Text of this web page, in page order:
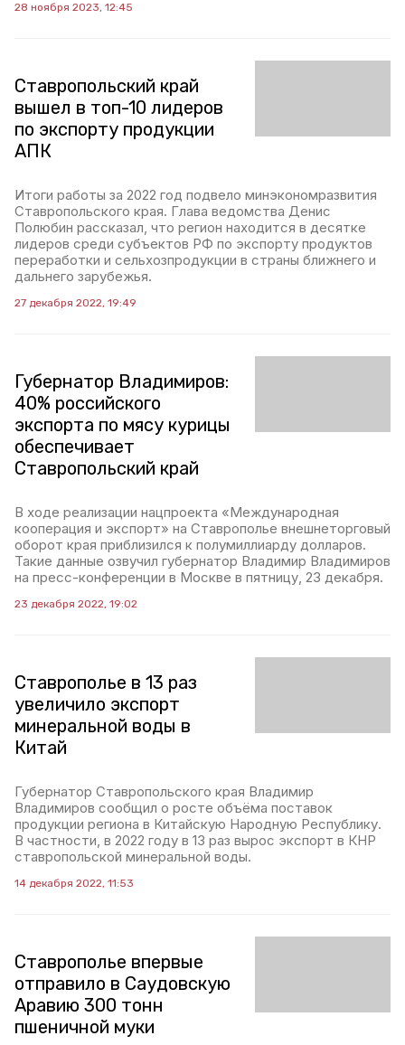
28 ноября 2023, 12:45
Ставропольский край
вышел в топ-10 лидеров
по экспорту продукции
АПК
Итоги работы за 2022 год подвело минэкономразвития
Ставропольского края. Глава ведомства Денис
Полюбин рассказал, что регион находится в десятке
лидеров среди субъектов РФ по экспорту продуктов
переработки и сельхозпродукции в страны ближнего и
дальнего зарубежья.
27 декабря 2022, 19:49
Губернатор Владимиров:
40% российского
экспорта по мясу курицы
обеспечивает
Ставропольский край
В ходе реализации нацпроекта «Международная
кооперация и экспорт» на Ставрополье внешнеторговый
оборот края приблизился к полумиллиарду долларов.
Такие данные озвучил губернатор Владимир Владимиров
на пресс-конференции в Москве в пятницу, 23 декабря.
23 декабря 2022, 19:02
Ставрополье в 13 раз
увеличило экспорт
минеральной воды в
Китай
Губернатор Ставропольского края Владимир
Владимиров сообщил о росте объёма поставок
продукции региона в Китайскую Народную Республику.
В частности, в 2022 году в 13 раз вырос экспорт в КНР
ставропольской минеральной воды.
14 декабря 2022, 11:53
Ставрополье впервые
отправило в Саудовскую
Аравию 300 тонн
пшеничной муки